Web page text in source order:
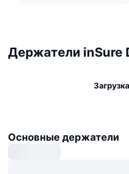
Держатели inSure
Загрузка
Основные держатели